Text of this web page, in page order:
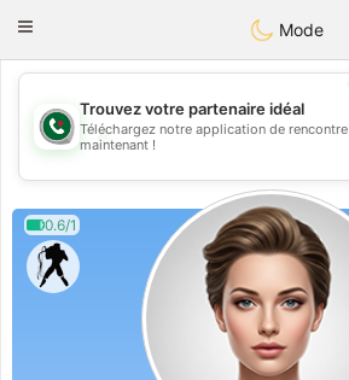
Weshrak
Toggle
Mode
💖
💕
Trouvez votre partenaire idéal
Téléchargez notre application de rencontre
maintenant !
0.6/1